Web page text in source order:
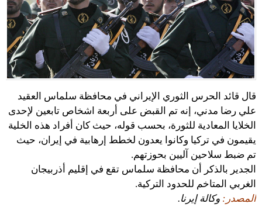
قال قائد الحرس الثوري الإيراني في محافظة سلماس العقيد
علي رضا مدني، إنه تم القبض على أربعة اشخاص تابعين لإحدى
الخلايا المعادية للثورة، بحسب قوله، حيث كان أفراد هذه الخلية
يقيمون في تركيا وكانوا يعدون لخطط إرهابية في إيران، حيث
تم ضبط سلاحين آليين بحوزتهم.
الجدير بالذكر أن محافظة سلماس تقع في إقليم أذربيجان
الغربي المتاخم للحدود التركية.
المصدر: وكالة إيرنا.